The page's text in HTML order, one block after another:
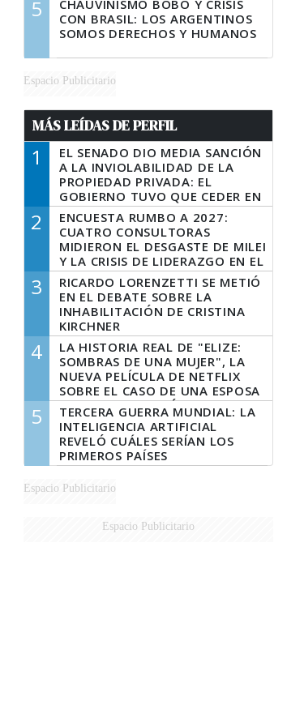
5
CHAUVINISMO BOBO Y CRISIS
CON BRASIL: LOS ARGENTINOS
SOMOS DERECHOS Y HUMANOS
Espacio Publicitario
MÁS LEÍDAS DE PERFIL
1
EL SENADO DIO MEDIA SANCIÓN
A LA INVIOLABILIDAD DE LA
PROPIEDAD PRIVADA: EL
GOBIERNO TUVO QUE CEDER EN
LA LEY DEL MANEJO DEL FUEGO
2
ENCUESTA RUMBO A 2027:
CUATRO CONSULTORAS
MIDIERON EL DESGASTE DE MILEI
Y LA CRISIS DE LIDERAZGO EN EL
PERONISMO
3
RICARDO LORENZETTI SE METIÓ
EN EL DEBATE SOBRE LA
INHABILITACIÓN DE CRISTINA
KIRCHNER
4
LA HISTORIA REAL DE "ELIZE:
SOMBRAS DE UNA MUJER", LA
NUEVA PELÍCULA DE NETFLIX
SOBRE EL CASO DE UNA ESPOSA
QUE DESCUARTIZÓ A SU
MARIDO
5
TERCERA GUERRA MUNDIAL: LA
INTELIGENCIA ARTIFICIAL
REVELÓ CUÁLES SERÍAN LOS
PRIMEROS PAÍSES
LATINOAMERICANOS EN SER
DERROTADOS
Espacio Publicitario
Espacio Publicitario